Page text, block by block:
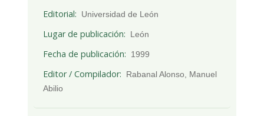
Editorial Universidad de León
Lugar de publicación León
Fecha de publicación 1999
Editor / Compilador
Rabanal Alonso, Manuel
Abilio